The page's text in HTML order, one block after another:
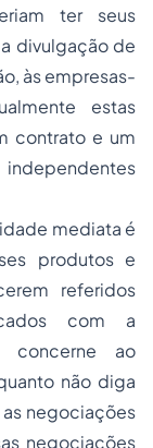
ter seus
divulgação de
às empresas-
estas
contrato e um
mediata é
produtos e
referidos
com a
concerne ao
não diga
negociações
negociações